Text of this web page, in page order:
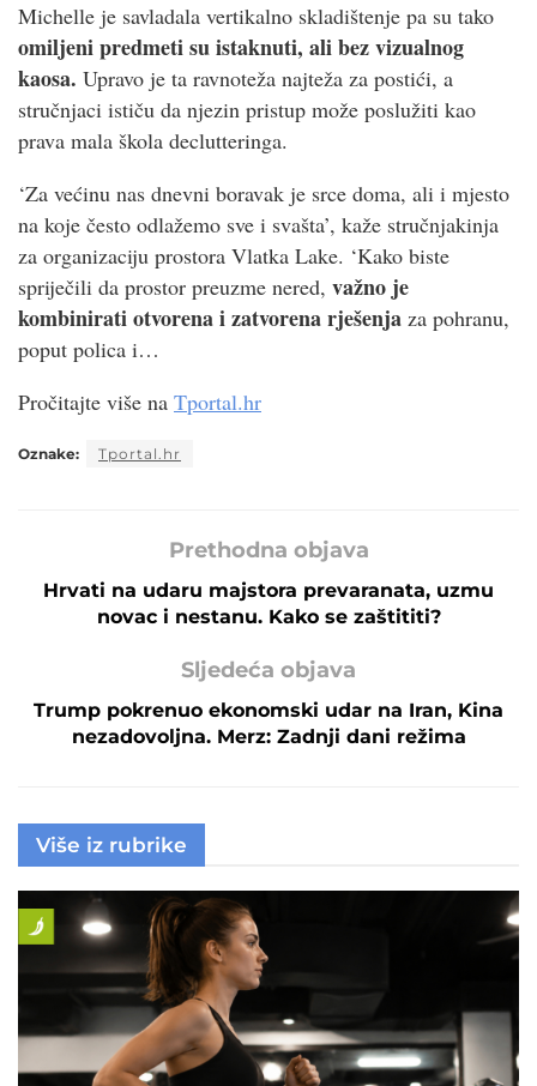
Michelle je savladala vertikalno skladištenje pa su tako
omiljeni predmeti su istaknuti, ali bez vizualnog
kaosa. Upravo je ta ravnoteža najteža za postići, a
stručnjaci ističu da njezin pristup može poslužiti kao
prava mala škola declutteringa.
‘Za većinu nas dnevni boravak je srce doma, ali i mjesto
na koje često odlažemo sve i svašta’, kaže stručnjakinja
za organizaciju prostora Vlatka Lake. ‘Kako biste
spriječili da prostor preuzme nered, važno je
kombinirati otvorena i zatvorena rješenja za pohranu,
poput polica i…
Pročitajte više na Tportal.hr
Oznake: Tportal.hr
Prethodna objava
Hrvati na udaru majstora prevaranata, uzmu
novac i nestanu. Kako se zaštititi?
Sljedeća objava
Trump pokrenuo ekonomski udar na Iran, Kina
nezadovoljna. Merz: Zadnji dani režima
Više iz rubrike